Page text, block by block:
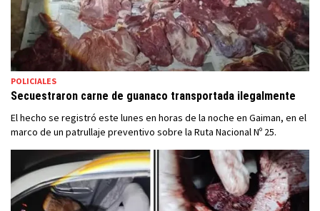
POLICIALES
Secuestraron carne de guanaco transportada ilegalmente
El hecho se registró este lunes en horas de la noche en Gaiman, en el
marco de un patrullaje preventivo sobre la Ruta Nacional Nº 25.